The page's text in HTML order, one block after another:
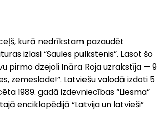
kurā nedrīkstam pazaudēt
izlasi “Saules pulkstenis”. Lasot šo
pirmo dzejoli Ināra Roja uzrakstīja — 9
zemeslode!”. Latviešu valodā izdoti 5
1989. gadā izdevniecības “Liesma”
enciklopēdijā “Latvija un latvieši”